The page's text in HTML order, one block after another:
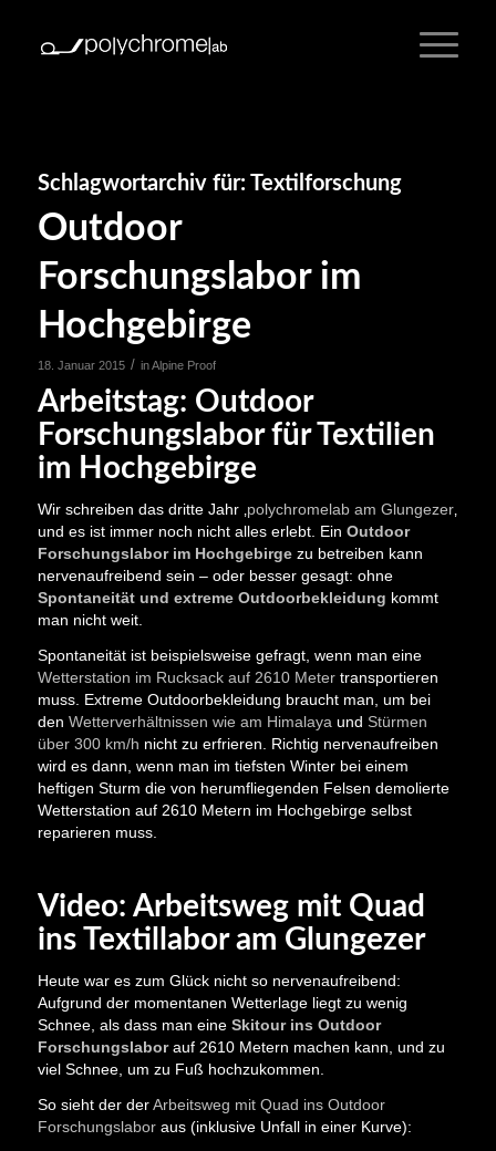
Schlagwortarchiv für: Textilforschung
Outdoor
Forschungslabor im
Hochgebirge
18. Januar 2015 / inAlpine Proof
Arbeitstag: Outdoor
Forschungslabor für Textilien
im Hochgebirge
Wir schreiben das dritte Jahr ‚ polychromelab am Glungezer‚
und es ist immer noch nicht alles erlebt. Ein Outdoor
Forschungslabor im Hochgebirgezu betreiben kann
nervenaufreibend sein – oder besser gesagt: ohne
Spontaneität und extreme Outdoorbekleidung kommt
man nicht weit.
Spontaneität ist beispielsweise gefragt, wenn man eine
Wetterstation im Rucksack auf 2610 Metertransportieren
muss. Extreme Outdoorbekleidung braucht man, um bei
den Wetterverhältnissen wie am Himalaya und Stürmen
über 300 km/h nicht zu erfrieren. Richtig nervenaufreiben
wird es dann, wenn man im tiefsten Winter bei einem
heftigen Sturm die von herumfliegenden Felsen demolierte
Wetterstation auf 2610 Metern im Hochgebirge selbst
reparieren muss.
Video: Arbeitsweg mit Quad
ins Textillabor am Glungezer
Heute war es zum Glück nicht so nervenaufreibend:
Aufgrund der momentanen Wetterlage liegt zu wenig
Schnee, als dass man eine Skitour ins Outdoor
Forschungslaborauf 2610 Metern machen kann, und zu
viel Schnee, um zu Fuß hochzukommen.
So sieht der derArbeitsweg mit Quad ins Outdoor
Forschungslaboraus (inklusive Unfall in einer Kurve):